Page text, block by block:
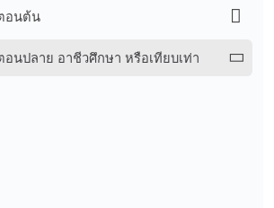
อนต้น
นปลาย อาชีวศึกษา หรือเทียบเท่า